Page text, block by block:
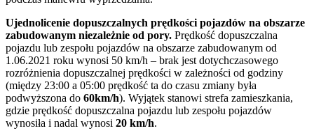
Ujednolicenie dopuszczalnych prędkości pojazdów na obszarze
zabudowanym niezależnie od pory. Prędkość dopuszczalna
pojazdu lub zespołu pojazdów na obszarze zabudowanym od
1.06.2021 roku wynosi 50 km/h – brak jest dotychczasowego
rozróżnienia dopuszczalnej prędkości w zależności od godziny
(między 23:00 a 05:00 prędkość ta do czasu zmiany była
podwyższona do 60km/h). Wyjątek stanowi strefa zamieszkania,
gdzie prędkość dopuszczalna pojazdu lub zespołu pojazdów
wynosiła i nadal wynosi 20 km/h.